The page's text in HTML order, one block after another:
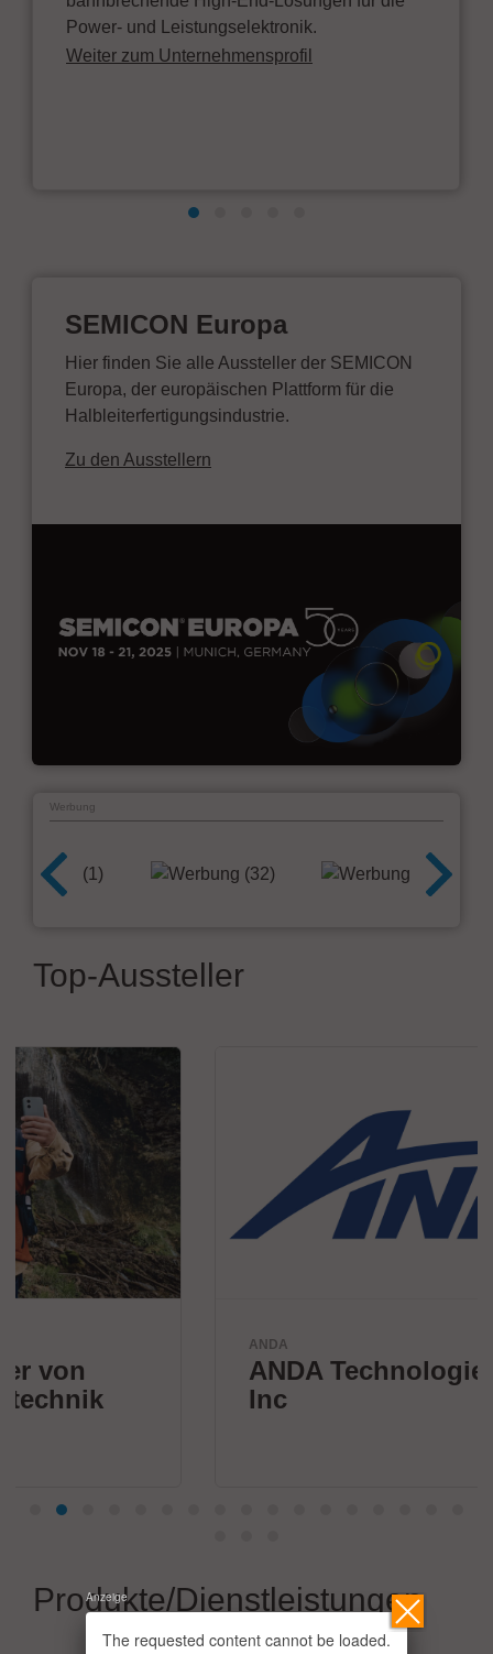
Power- und Leistungselektronik.
Weiter zum Unternehmensprofil
SEMICON Europa
Hier finden Sie alle Aussteller der SEMICON
Europa, der europäischen Plattform für die
Halbleiterfertigungsindustrie.
Zu den Ausstellern
Werbung
Top-Aussteller
ANDA Technologies USA,
Inc
Produkte/Dienstleistungen
The requested content cannot be loaded.
Anzeige